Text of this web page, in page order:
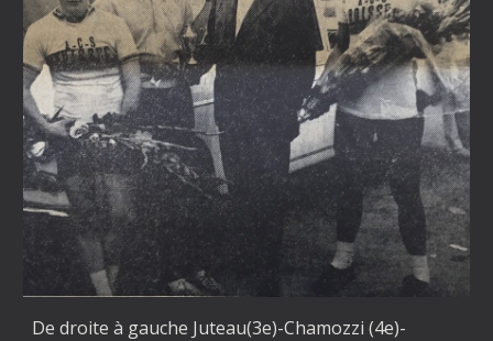
De droite à gauche Juteau(3e)-Chamozzi (4e)-